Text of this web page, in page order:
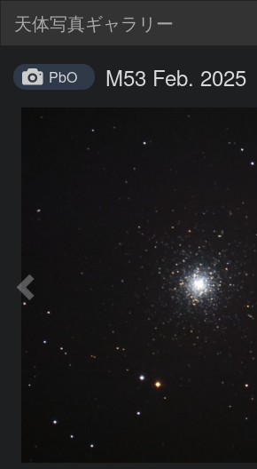
天体写真ギャラリー
PbO M53 Feb. 2025